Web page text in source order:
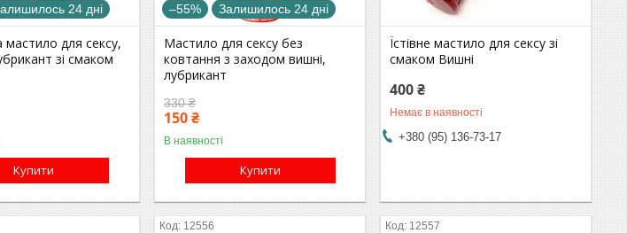
24 дні
мастило для сексу,
зі смаком
Купити
–55% Залишилось 24 дні
Мастило для сексу без
ковтання з заходом вишні,
лубрикант
330 ₴
150 ₴
В наявності
Купити
Їстівне мастило для сексу зі
смаком Вишні
400 ₴
Немає в наявності
+380 (95) 136-73-17
12556 12557